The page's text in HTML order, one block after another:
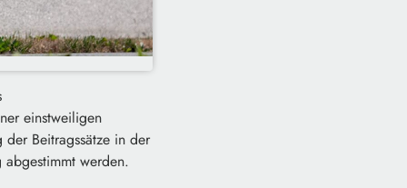
einstweiligen
Beitragssätze in der
werden.